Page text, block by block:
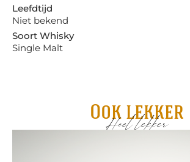
Leefdtijd
Niet bekend
Soort Whisky
Single Malt
Ook lekker
Heel lekker